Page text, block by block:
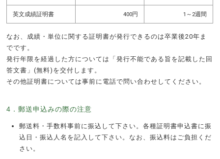
英文成績証明書 400円 1～2週間
なお、成績・単位に関する証明書が発行できるのは卒業後20年ま
でです。
発行年限を経過した方については「発行不能である旨を記載した回
答文書」(無料)を交付します。
その他証明書については事前に電話で問い合わせしてください。
4．郵送申込みの際の注意
郵送料・手数料事前に振込して下さい。各種証明書申込書に振
込日・振込人名を記入して下さい。なお、振込料はご負担くだ
さい。